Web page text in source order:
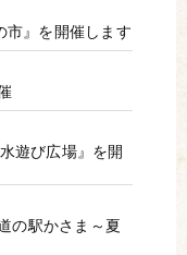
市』を開催します
遊び広場』を開
の駅かさま～夏